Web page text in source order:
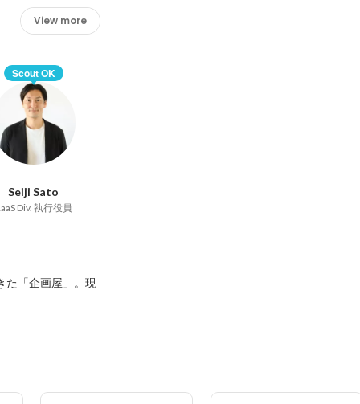
View more
Scout OK
Seiji Sato
Div. 執行役員
た「企画屋」。現